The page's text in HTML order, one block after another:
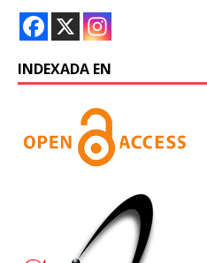
INDEXADA EN